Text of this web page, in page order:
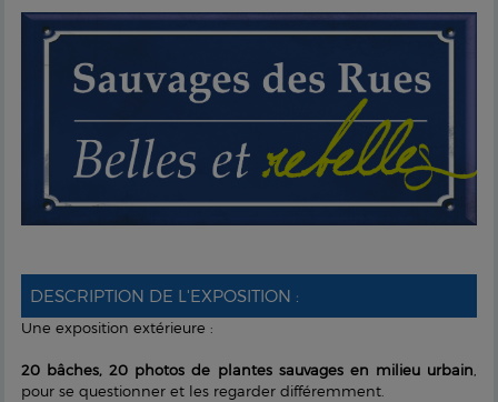
DESCRIPTION DE L'EXPOSITION :
Une exposition extérieure :
20 bâches, 20 photos de plantes sauvages en milieu urbain,
pour se questionner et les regarder différemment.